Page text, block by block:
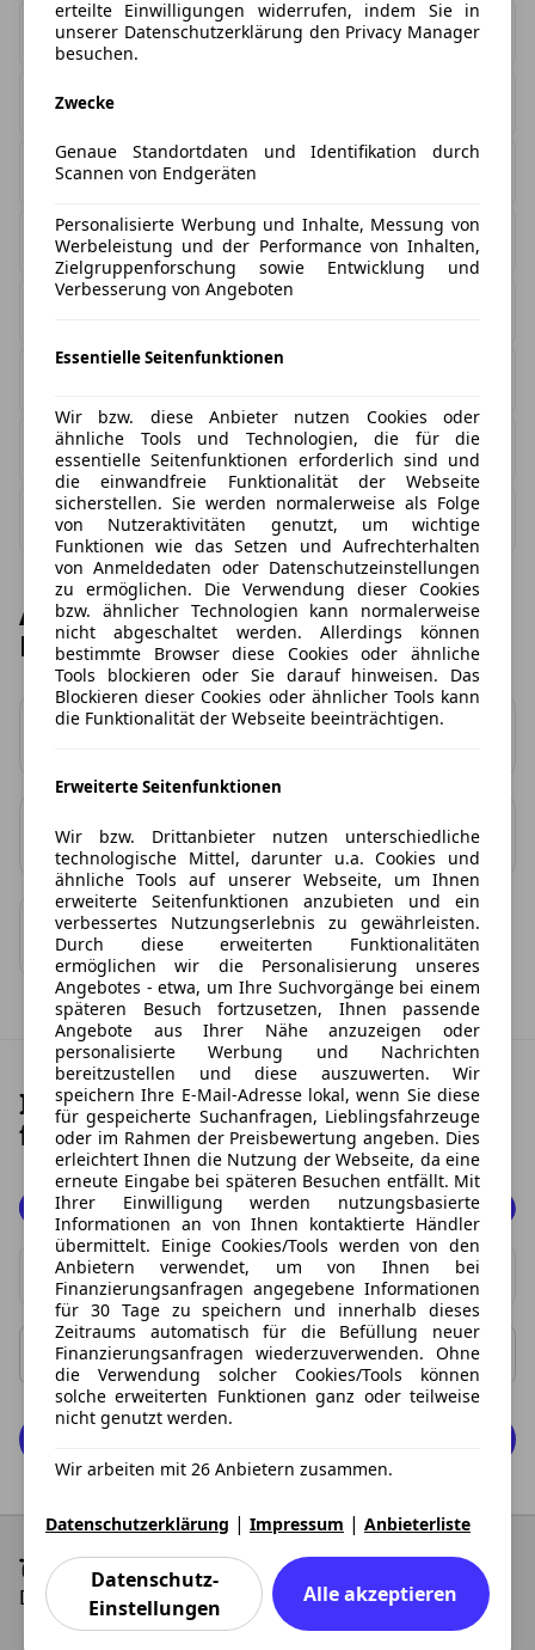
Bester Leasingfaktor null
Zuletzt aktualisiert
Neuwagen
Gebrauchtwagen
Händler
Neue Leasing Angebote
Andere Beliebte Mercedes-Benz
Leasing Modelle
EQA
C-Klasse
ab 439 €
ab 749 €
AMG GT
ab 2.351 €
Ihren Traum-Mercedes-Benz
finden
Beides
Privat
Gewerbe
Mercedes-Benz Modell
0 Vorschläge gefunden. Benutzen Sie die Pfeil-nach-
Rate ab
Rate bis
Die besten Leasing-Angebote und Deals
erteilte Einwilligungen widerrufen, indem Sie in
unserer Datenschutzerklärung den Privacy Manager
besuchen.
Zwecke
Genaue Standortdaten und Identifikation durch
Scannen von Endgeräten
Personalisierte Werbung und Inhalte, Messung von
Werbeleistung und der Performance von Inhalten,
Zielgruppenforschung sowie Entwicklung und
Verbesserung von Angeboten
Essentielle Seitenfunktionen
Wir bzw. diese Anbieter nutzen Cookies oder
ähnliche Tools und Technologien, die für die
essentielle Seitenfunktionen erforderlich sind und
die einwandfreie Funktionalität der Webseite
sicherstellen. Sie werden normalerweise als Folge
von Nutzeraktivitäten genutzt, um wichtige
Funktionen wie das Setzen und Aufrechterhalten
von Anmeldedaten oder Datenschutzeinstellungen
zu ermöglichen. Die Verwendung dieser Cookies
bzw. ähnlicher Technologien kann normalerweise
nicht abgeschaltet werden. Allerdings können
bestimmte Browser diese Cookies oder ähnliche
Tools blockieren oder Sie darauf hinweisen. Das
Blockieren dieser Cookies oder ähnlicher Tools kann
die Funktionalität der Webseite beeinträchtigen.
Erweiterte Seitenfunktionen
Wir bzw. Drittanbieter nutzen unterschiedliche
technologische Mittel, darunter u.a. Cookies und
ähnliche Tools auf unserer Webseite, um Ihnen
erweiterte Seitenfunktionen anzubieten und ein
verbessertes Nutzungserlebnis zu gewährleisten.
Durch diese erweiterten Funktionalitäten
ermöglichen wir die Personalisierung unseres
Angebotes - etwa, um Ihre Suchvorgänge bei einem
späteren Besuch fortzusetzen, Ihnen passende
Angebote aus Ihrer Nähe anzuzeigen oder
personalisierte Werbung und Nachrichten
bereitzustellen und diese auszuwerten. Wir
speichern Ihre E-Mail-Adresse lokal, wenn Sie diese
für gespeicherte Suchanfragen, Lieblingsfahrzeuge
oder im Rahmen der Preisbewertung angeben. Dies
erleichtert Ihnen die Nutzung der Webseite, da eine
erneute Eingabe bei späteren Besuchen entfällt. Mit
Ihrer Einwilligung werden nutzungsbasierte
Informationen an von Ihnen kontaktierte Händler
übermittelt. Einige Cookies/Tools werden von den
Anbietern verwendet, um von Ihnen bei
Finanzierungsanfragen angegebene Informationen
für 30 Tage zu speichern und innerhalb dieses
Zeitraums automatisch für die Befüllung neuer
Finanzierungsanfragen wiederzuverwenden. Ohne
die Verwendung solcher Cookies/Tools können
solche erweiterten Funktionen ganz oder teilweise
nicht genutzt werden.
Wir arbeiten mit 26 Anbietern zusammen.
Datenschutzerklärung | Impressum | Anbieterliste
Datenschutz-
Einstellungen
Alle akzeptieren